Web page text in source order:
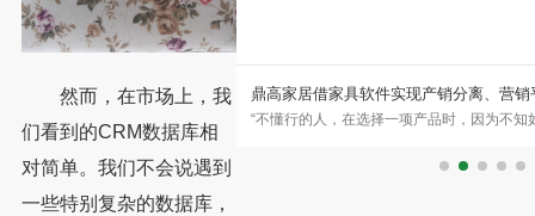
然而，在市场上，我
们看到的CRM数据库相
对简单。我们不会说遇到
一些特别复杂的数据库，
公司签约永拓家具ERP、
具专家 广州稳凯家具有限公司
质及户外家具的研发与制造
鼎高家居借家具软件实现产销分离、营销
“不懂行的人，在选择一项产品时，因为不